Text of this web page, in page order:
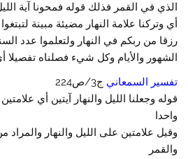
الذي في القمر فذلك قوله فمحونا آية
أي وتركنا علامة النهار مضيئة مبينة
رزقا من ربكم في النهار ولتعلموا عدد
الشهور والأيام وكل شيء فصلناه تفصيلا
تفسير السمعاني ج3/ص224
قوله وجعلنا الليل والنهار آيتين أي
واحدا
وقيل علامتين على الليل والنهار
والقمر